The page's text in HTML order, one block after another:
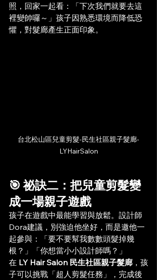
照，回家一起看：「下次我們就要去這
裡變帥囉～」孩子因熟悉環境而降低恐
懼，對髮廊產生正面印象。
台北松山區兒童剪髮-民生社區親子髮廊-
LYHairSalon
🎯 祕訣二：把兒童剪髮變
成一場親子遊戲
孩子在遊戲中最能學習與放鬆。設計師
Dora建議，別強迫他坐好，而是邀他一
起參與：「要不要幫我數數頭髮掉幾
根？」「你想當小小設計師嗎？」
在 LY Hair Salon 民生社區親子髮廊 ，孩
子可以挑戰「超人剪髮任務」，完成後